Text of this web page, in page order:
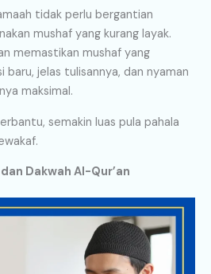
tidak perlu bergantian
mushaf yang kurang layak.
memastikan mushaf yang
baru, jelas tulisannya, dan nyaman
maksimal.
semakin luas pula pahala
Dakwah Al-Qur’an